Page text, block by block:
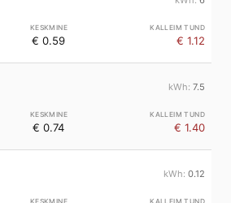
€ 0.59 € 1.12
7.5
€ 0.74 € 1.40
0.12